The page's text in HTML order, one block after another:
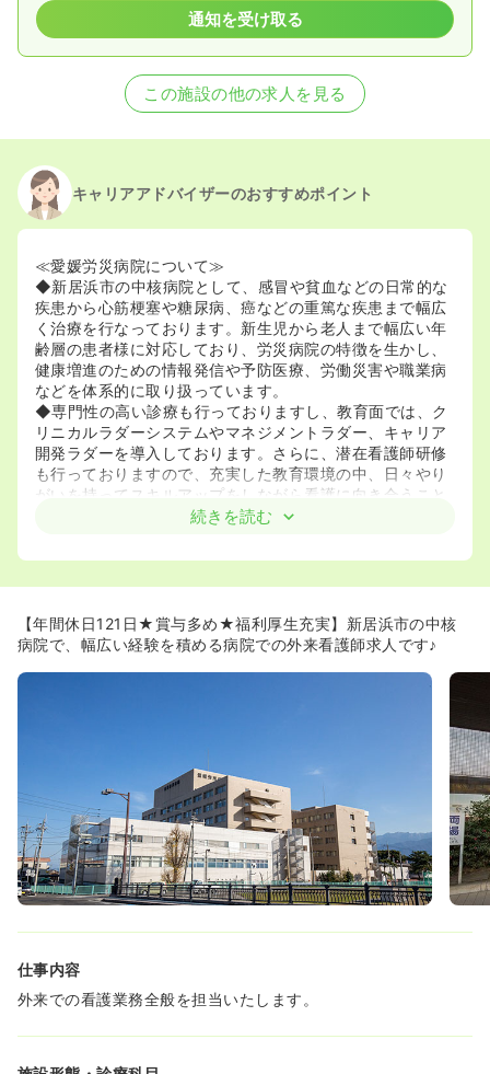
通知を受け取る
この施設の他の求人を見る
キャリアアドバイザーのおすすめポイント
≪愛媛労災病院について≫
◆新居浜市の中核病院として、感冒や貧血などの日常的な
疾患から心筋梗塞や糖尿病、癌などの重篤な疾患まで幅広
く治療を行なっております。新生児から老人まで幅広い年
齢層の患者様に対応しており、労災病院の特徴を生かし、
健康増進のための情報発信や予防医療、労働災害や職業病
などを体系的に取り扱っています。
◆専門性の高い診療も行っておりますし、教育面では、ク
リニカルラダーシステムやマネジメントラダー、キャリア
開発ラダーを導入しております。さらに、潜在看護師研修
も行っておりますので、充実した教育環境の中、日々やり
がいを持ってスキルアップをしながら看護に向き合うこと
≪専門性を追求し、キャリアアップを実現！≫
躍する専門医や認定看護師の指導のもと、専門性を深めた
い方に最適な環境です！
門的なスキルを磨き、チーム医療の一員として貢献できま
く、幅広い知識と経験を積むことができます。
◆将来的には、専門性を活かしてチームリーダーや教育担
当、管理職など、多様なキャリアパスを描くことができま
す。自身の興味や適性に合わせたキャリア形成が可能で
す！
≪福利厚生充実★定着率が良い環境≫
◆年間休日は121日！職員寮も完備してあります。
◆労働組合との連携がしっかりしておりますので、3交代
◆看護スタッフが安心して働き続けられるよう、1ヶ月の
夜勤回数は8回以内を標準とした勤務体制や院内保育を整
備するなど職場環境を整えており、定着率の良い環境で
す。
続きを読む
【年間休日121日★賞与多め★福利厚生充実】新居浜市の中核
病院で、幅広い経験を積める病院での外来看護師求人です♪
仕事内容
外来での看護業務全般を担当いたします。